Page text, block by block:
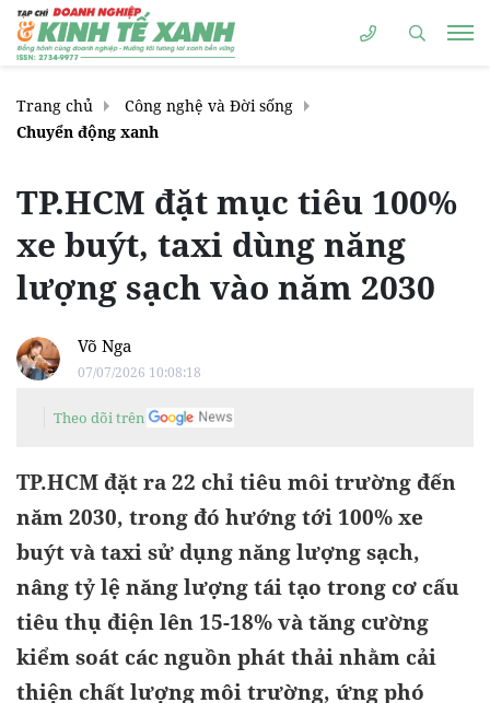
Trang chủ
Công nghệ và Đời sống
Chuyển động xanh
TP.HCM đặt mục tiêu 100%
xe buýt, taxi dùng năng
lượng sạch vào năm 2030
Võ Nga
07/07/2026 10:08:18
Theo dõi trên
TP.HCM đặt ra 22 chỉ tiêu môi trường đến
năm 2030, trong đó hướng tới 100% xe
buýt và taxi sử dụng năng lượng sạch,
nâng tỷ lệ năng lượng tái tạo trong cơ cấu
tiêu thụ điện lên 15-18% và tăng cường
kiểm soát các nguồn phát thải nhằm cải
thiện chất lượng môi trường, ứng phó